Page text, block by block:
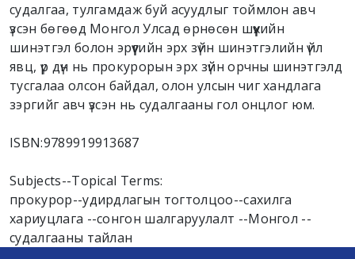
судалгаа, тулгамдаж буй асуудлыг тоймлон авч
үзсэн бөгөөд Монгол Улсад өрнөсөн шүүхийн
шинэтгэл болон эрүүгийн эрх зүйн шинэтгэлийн үйл
явц, үр дүн нь прокурорын эрх зүйн орчны шинэтгэлд
тусгалаа олсон байдал, олон улсын чиг хандлага
зэргийг авч үзсэн нь судалгааны гол онцлог юм.
ISBN:9789919913687
Subjects--Topical Terms:
прокурор--удирдлагын тогтолцоо--сахилга
хариуцлага --сонгон шалгаруулалт --Монгол --
судалгааны тайлан